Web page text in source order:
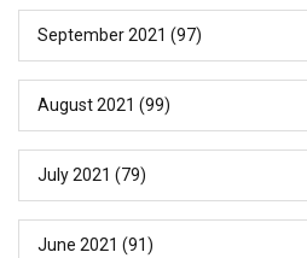
September 2021 (97)
August 2021 (99)
July 2021 (79)
June 2021 (91)